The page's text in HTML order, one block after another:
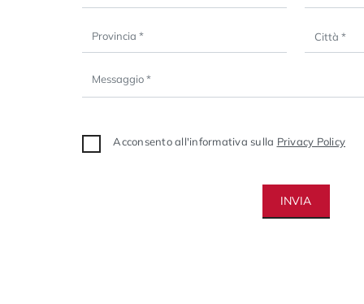
Acconsento all'informativa sulla Privacy Policy
INVIA